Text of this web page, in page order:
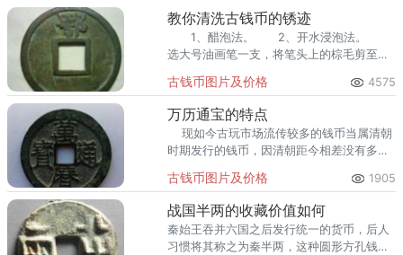
教你清洗古钱币的锈迹
1、醋泡法。 2、开水浸泡法。
选大号油画笔一支，将笔头上的棕毛剪至离
4、加热法。
古钱币图片及价格 4575
万历通宝的特点
现如今古玩市场流传较多的钱币当属清朝
时期发行的钱币，因清朝距今相差没有多
之前是明朝时期，可明朝时期发行的钱币
古钱币图片及价格 1905
战国半两的收藏价值如何
秦始王吞并六国之后发行统一的货币，后人
习惯将其称之为秦半两，这种圆形方孔钱成